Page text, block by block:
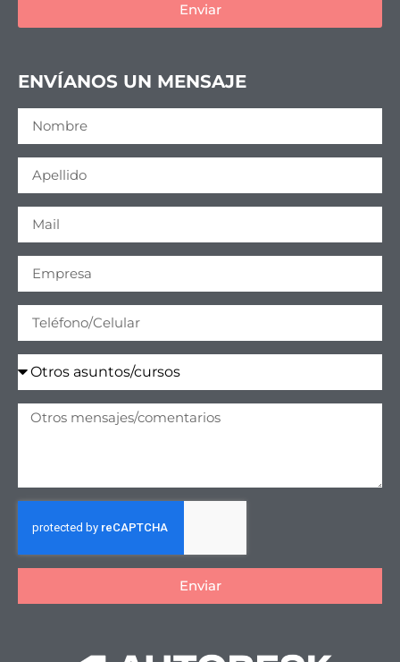
Enviar
ENVÍANOS UN MENSAJE
Enviar